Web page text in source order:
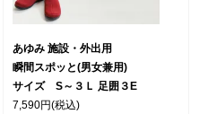
あゆみ 施設・外出用
瞬間スポッと(男女兼用)
サイズ S～３Ｌ 足囲３E
7,590円(税込)